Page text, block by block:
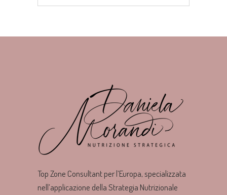
Top Zone Consultant per l’Europa, specializzata
nell’applicazione della Strategia Nutrizionale